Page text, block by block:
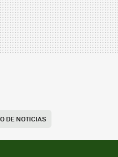
DE NOTICIAS